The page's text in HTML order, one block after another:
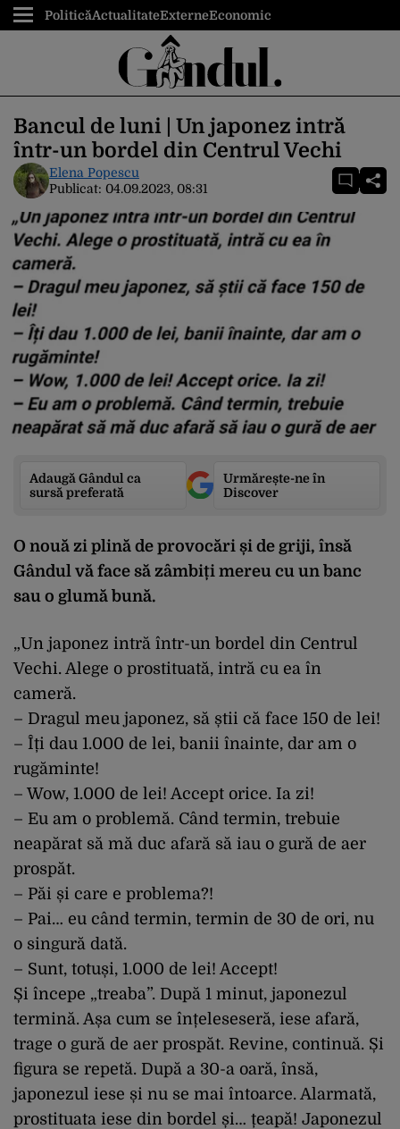
PoliticăActualitateExterneEconomic
Bancul de luni | Un japonez intră
într-un bordel din Centrul Vechi
Elena Popescu
Publicat: 04.09.2023, 08:31
Adaugă Gândul ca
sursă preferată
Urmărește-ne în
Discover
O nouă zi plină de provocări și de griji, însă
Gândul vă face să zâmbiți mereu cu un banc
sau o glumă bună.
„Un japonez intră într-un bordel din Centrul
Vechi. Alege o prostituată, intră cu ea în
cameră.
– Dragul meu japonez, să știi că face 150 de lei!
– Îți dau 1.000 de lei, banii înainte, dar am o
rugăminte!
– Wow, 1.000 de lei! Accept orice. Ia zi!
– Eu am o problemă. Când termin, trebuie
neapărat să mă duc afară să iau o gură de aer
prospăt.
– Păi și care e problema?!
– Pai… eu când termin, termin de 30 de ori, nu
o singură dată.
– Sunt, totuși, 1.000 de lei! Accept!
Și începe „treaba”. După 1 minut, japonezul
termină. Așa cum se înțeleseseră, iese afară,
trage o gură de aer prospăt. Revine, continuă. Și
figura se repetă. După a 30-a oară, însă,
japonezul iese și nu se mai întoarce. Alarmată,
prostituata iese din bordel și… țeapă! Japonezul